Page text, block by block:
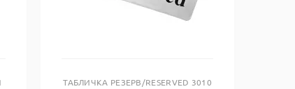
ТАБЛИЧКА РЕЗЕРВ/RESERVED 3010